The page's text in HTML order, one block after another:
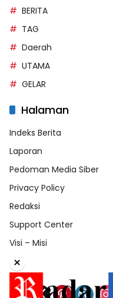
BERITA
TAG
Daerah
UTAMA
GELAR
Halaman
Indeks Berita
Laporan
Pedoman Media Siber
Privacy Policy
Redaksi
Support Center
Visi – Misi
×